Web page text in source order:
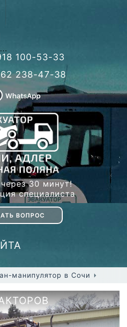
...
100-53-33
238-47-38
30 минут!
специалиста
ВОПРОС
манипулятор в Сочи